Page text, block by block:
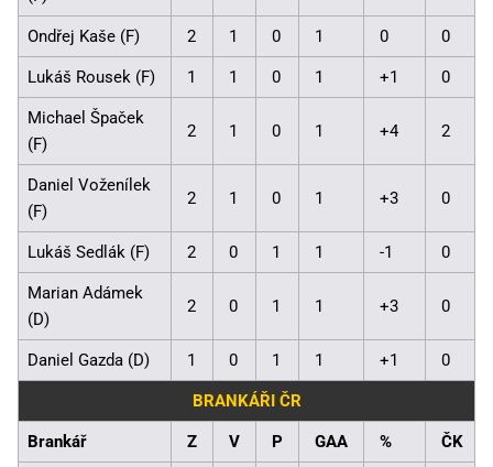
Ondřej Kaše (F) 2 1 0 1 0 0
Lukáš Rousek (F) 1 1 0 1 +1 0
Michael Špaček
(F)
2 1 0 1 +4 2
Daniel Voženílek
(F)
2 1 0 1 +3 0
Lukáš Sedlák (F) 2 0 1 1 -1 0
Marian Adámek
(D)
2 0 1 1 +3 0
Daniel Gazda (D) 1 0 1 1 +1 0
BRANKÁŘI ČR
Brankář Z V P GAA % ČK